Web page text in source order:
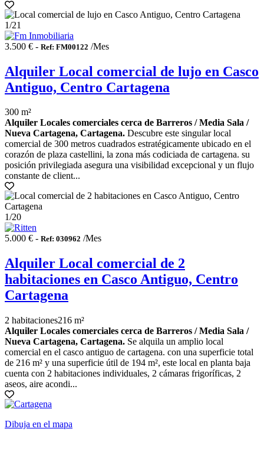
1/21
3.500 € - Ref: FM00122 /Mes
Alquiler Local comercial de lujo en Casco
Antiguo, Centro Cartagena
300 m²
Alquiler Locales comerciales cerca de Barreros / Media Sala /
Nueva Cartagena, Cartagena. Descubre este singular local
comercial de 300 metros cuadrados estratégicamente ubicado en el
corazón de plaza castellini, la zona más codiciada de cartagena. su
posición privilegiada asegura una visibilidad excepcional y un flujo
constante de client...
1/20
5.000 € - Ref: 030962 /Mes
Alquiler Local comercial de 2
habitaciones en Casco Antiguo, Centro
Cartagena
2 habitaciones216 m²
Alquiler Locales comerciales cerca de Barreros / Media Sala /
Nueva Cartagena, Cartagena. Se alquila un amplio local
comercial en el casco antiguo de cartagena. con una superficie total
de 216 m² y una superficie útil de 194 m², este local en planta baja
cuenta con 2 habitaciones individuales, 2 cámaras frigoríficas, 2
aseos, aire acondi...
Dibuja en el mapa